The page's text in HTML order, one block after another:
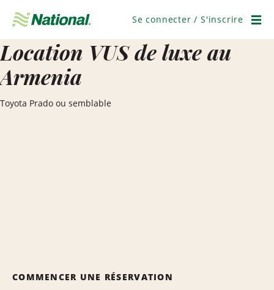
navigation
Se connecter / S'inscrire
Location VUS de luxe au
Armenia
Toyota Prado ou semblable
COMMENCER UNE RÉSERVATION